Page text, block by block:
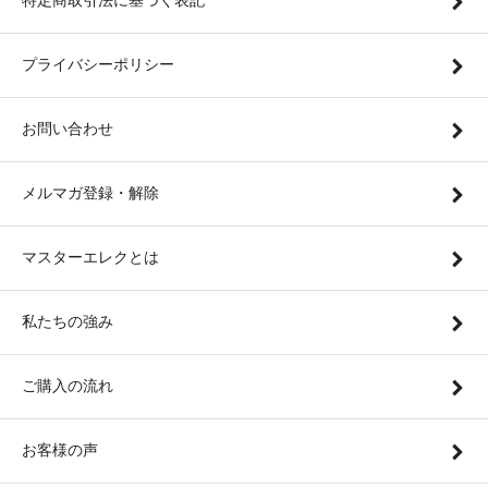
プライバシーポリシー
お問い合わせ
メルマガ登録・解除
マスターエレクとは
私たちの強み
ご購入の流れ
お客様の声